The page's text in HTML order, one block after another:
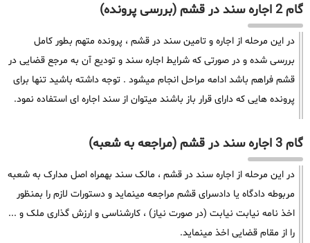
گام 2 اجاره سند در قشم (بررسی پرونده)
در این مرحله از اجاره و تامین سند در قشم ، پرونده متهم بطور کامل
بررسی شده و در صورتی که شرایط اجاره سند و تودیع آن به مرجع قضایی در
قشم فراهم باشد ادامه مراحل انجام میشود . توجه داشته باشید تنها برای
پرونده هایی که دارای قرار باز باشند میتوان از سند اجاره ای استفاده نمود.
گام 3 اجاره سند در قشم (مراجعه به شعبه)
در این مرحله از اجاره سند در قشم ، مالک سند بهمراه اصل مدارک به شعبه
مربوطه دادگاه یا دادسرای قشم مراجعه مینماید و دستورات لازم را بمنظور
اخذ نامه نیابت نیابت (در صورت نیاز) ، کارشناسی و ارزش گذاری ملک و ...
را از مقام قضایی اخذ مینماید.